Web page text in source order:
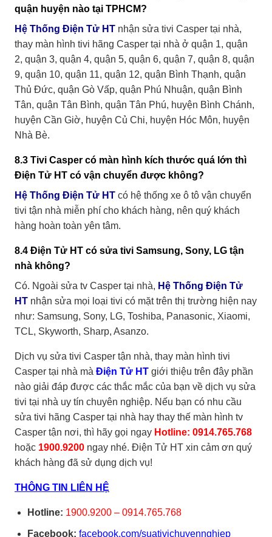
18 Đắk Lắk
19 Bình Phước
06 Trần Phú, P. Tân Phú,
TP. Đồng Xoài, Bình
Phước
20 Bình Định
259 Đống Đa, P. Thị Nại,
TP. Quy Nhơn, Bình Định
21 Bạc Liêu
TP. Bạc Liêu
149 An Dương Vương,
23 Nam Định
10 Đặng Ngọc Cầu, KĐT
Hòa Vượng, P. Lộc
Vượng, TP. Nam Định
24 Thái Nguyên
766 Lương Ngọc Quyến,
Tổ 8, P. Đồng Quang, TP.
Thái Nguyên
quận huyện nào tại TPHCM?
Hệ Thống Điện Tử HT nhận sửa tivi Casper tại nhà,
thay màn hình tivi hãng Casper tại nhà ở quận 1, quận
2, quận 3, quận 4, quận 5, quận 6, quận 7, quận 8, quận
9, quận 10, quận 11, quận 12, quận Bình Thạnh, quận
Thủ Đức, quận Gò Vấp, quận Phú Nhuận, quận Bình
Tân, quận Tân Bình, quận Tân Phú, huyện Bình Chánh,
huyện Cần Giờ, huyện Củ Chi, huyện Hóc Môn, huyện
Nhà Bè.
8.3 Tivi Casper có màn hình kích thước quá lớn thì
Điện Tử HT có vận chuyển được không?
Hệ Thống Điện Tử HT có hệ thống xe ô tô vận chuyển
tivi tận nhà miễn phí cho khách hàng, nên quý khách
hàng hoàn toàn yên tâm.
8.4 Điện Tử HT có sửa tivi Samsung, Sony, LG tận
nhà không?
Có. Ngoài sửa tv Casper tại nhà, Hệ Thống Điện Tử
HT nhận sửa mọi loại tivi có mặt trên thị trường hiện nay
như: Samsung, Sony, LG, Toshiba, Panasonic, Xiaomi,
TCL, Skyworth, Sharp, Asanzo.
Dịch vụ sửa tivi Casper tận nhà, thay màn hình tivi
Casper tại nhà mà Điện Tử HT giới thiệu trên đây phần
nào giải đáp được các thắc mắc của bạn về dịch vụ sửa
tivi tại nhà uy tín chuyên nghiệp. Nếu bạn có nhu cầu
sửa tivi hãng Casper tại nhà hay thay thế màn hình tv
Casper tận nơi, thì hãy gọi ngay Hotline: 0914.765.768
hoặc 1900.9200 ngay nhé. Điện Tử HT xin cảm ơn quý
khách hàng đã sử dụng dịch vụ!
THÔNG TIN LIÊN HỆ
Hotline: 1900.9200 – 0914.765.768
Facebook: facebook.com/suativichuyennghiep